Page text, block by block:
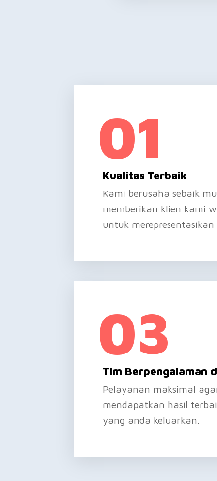
01
Kualitas Terbaik
Kami berusaha sebaik
memberikan klien kami
untuk merepresentasikan
03
Tim Berpengalaman
Pelayanan maksimal
mendapatkan hasil
yang anda keluarkan.